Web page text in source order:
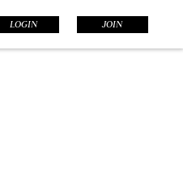
LOGIN JOIN